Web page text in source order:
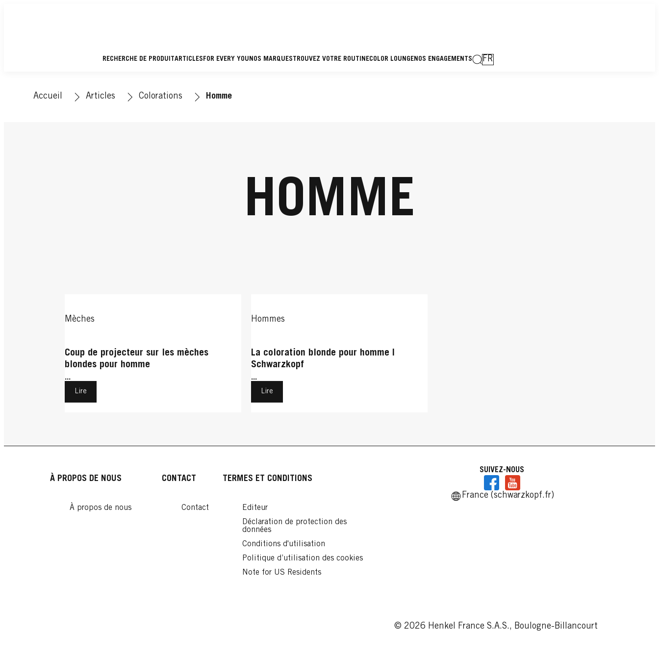
RECHERCHE DE PRODUIT ARTICLESFOR EVERY YOUNOS MARQUES TROUVEZ VOTRE ROUTINECOLOR LOUNGENOS ENGAGEMENTS FR
Accueil Articles Colorations Homme
HOMME
Mèches
Coup de projecteur sur les mèches
blondes pour homme
...
Lire
Hommes
La coloration blonde pour homme |
Schwarzkopf
...
Lire
À PROPOS DE NOUS
À propos de nous
CONTACT
Contact
TERMES ET CONDITIONS
Editeur
Déclaration de protection des
données
Conditions d'utilisation
Politique d’utilisation des cookies
Note for US Residents
SUIVEZ-NOUS
France (schwarzkopf.fr)
© 2026 Henkel France S.A.S., Boulogne-Billancourt